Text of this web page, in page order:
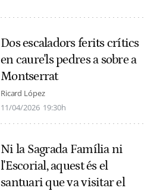
Dos escaladors ferits crítics
en caure'ls pedres a sobre a
Montserrat
Ricard López
11/04/2026 19:30h
Ni la Sagrada Família ni
l'Escorial, aquest és el
santuari que va visitar el